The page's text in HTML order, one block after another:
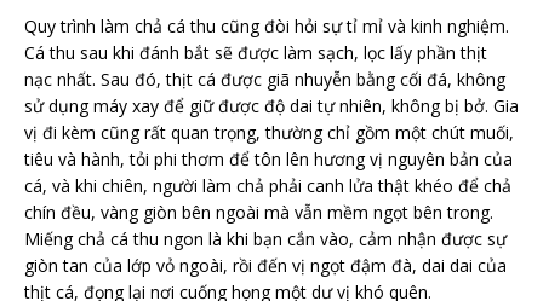
Quy trình làm chả cá thu cũng đòi hỏi sự tỉ mỉ và kinh nghiệm.
Cá thu sau khi đánh bắt sẽ được làm sạch, lọc lấy phần thịt
nạc nhất. Sau đó, thịt cá được giã nhuyễn bằng cối đá, không
sử dụng máy xay để giữ được độ dai tự nhiên, không bị bở. Gia
vị đi kèm cũng rất quan trọng, thường chỉ gồm một chút muối,
tiêu và hành, tỏi phi thơm để tôn lên hương vị nguyên bản của
cá, và khi chiên, người làm chả phải canh lửa thật khéo để chả
chín đều, vàng giòn bên ngoài mà vẫn mềm ngọt bên trong.
Miếng chả cá thu ngon là khi bạn cắn vào, cảm nhận được sự
giòn tan của lớp vỏ ngoài, rồi đến vị ngọt đậm đà, dai dai của
thịt cá, đọng lại nơi cuống họng một dư vị khó quên.